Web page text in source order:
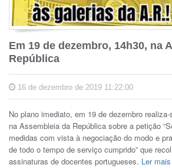
Em 19 de dezembro, 14h30, na
República
16 de dezembro de 2019 11:22:00
No plano imediato, em 19 de dezembro
na Assembleia da República sobre a petição
medidas com vista à negociação do modo e
de todo o tempo de serviço cumprido” que
assinaturas de docentes portugueses. Ler mais